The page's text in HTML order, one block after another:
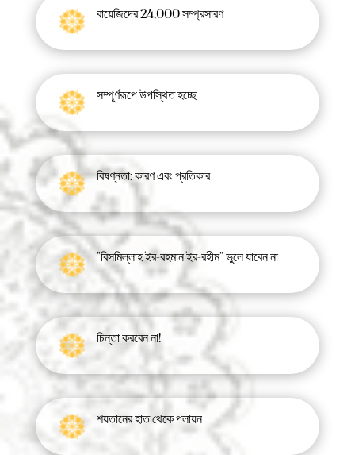
বায়েজিদের 24,000 সম্প্রসারণ
সম্পূর্ণরূপে উপস্থিত হচ্ছে
বিষণ্নতা: কারণ এবং প্রতিকার
"বিসমিল্লাহ ইর-রহমান ইর-রহীম" ভুলে যাবেন না
চিন্তা করবেন না!
শয়তানের হাত থেকে পলায়ন